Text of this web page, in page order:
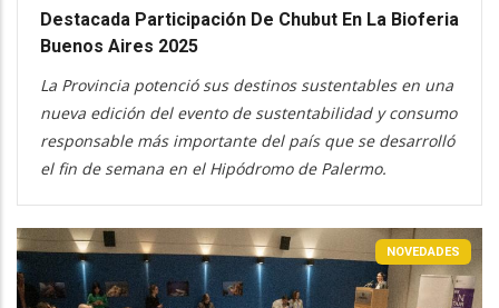
Destacada Participación De Chubut En La Bioferia
Buenos Aires 2025
La Provincia potenció sus destinos sustentables en una
nueva edición del evento de sustentabilidad y consumo
responsable más importante del país que se desarrolló
el fin de semana en el Hipódromo de Palermo.
NOVEDADES